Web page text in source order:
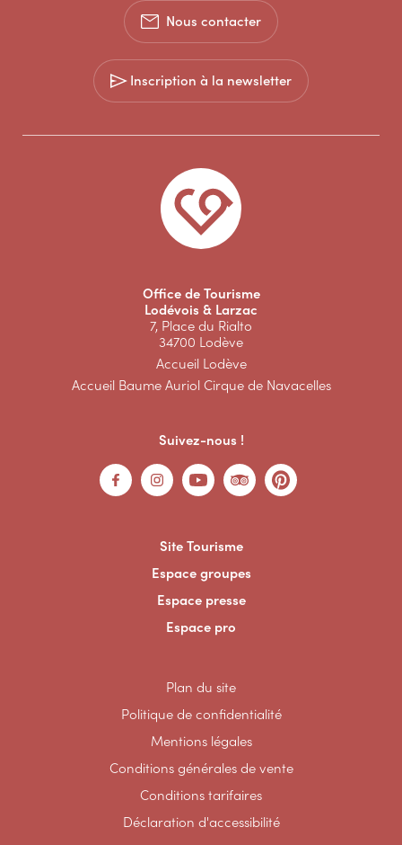
Nous contacter
Inscription à la newsletter
Office de Tourisme
Lodévois & Larzac
7, Place du Rialto
34700 Lodève
Accueil Lodève
Accueil Baume Auriol Cirque de Navacelles
Suivez-nous !
Site Tourisme
Espace groupes
Espace presse
Espace pro
Plan du site
Politique de confidentialité
Mentions légales
Conditions générales de vente
Conditions tarifaires
Déclaration d'accessibilité